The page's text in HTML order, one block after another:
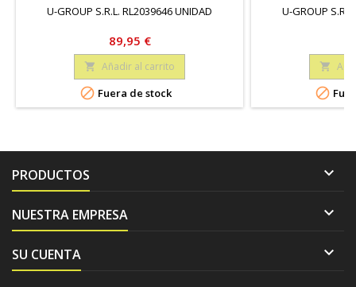
U-GROUP S.R.L. RL2039646 UNIDAD
Precio
89,95 €
 Añadir al carrito
 Fuera de stock
U-GROUP


PRODUCTOS 
NUESTRA EMPRESA 
SU CUENTA 